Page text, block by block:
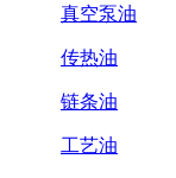
真空泵油
传热油
链条油
工艺油